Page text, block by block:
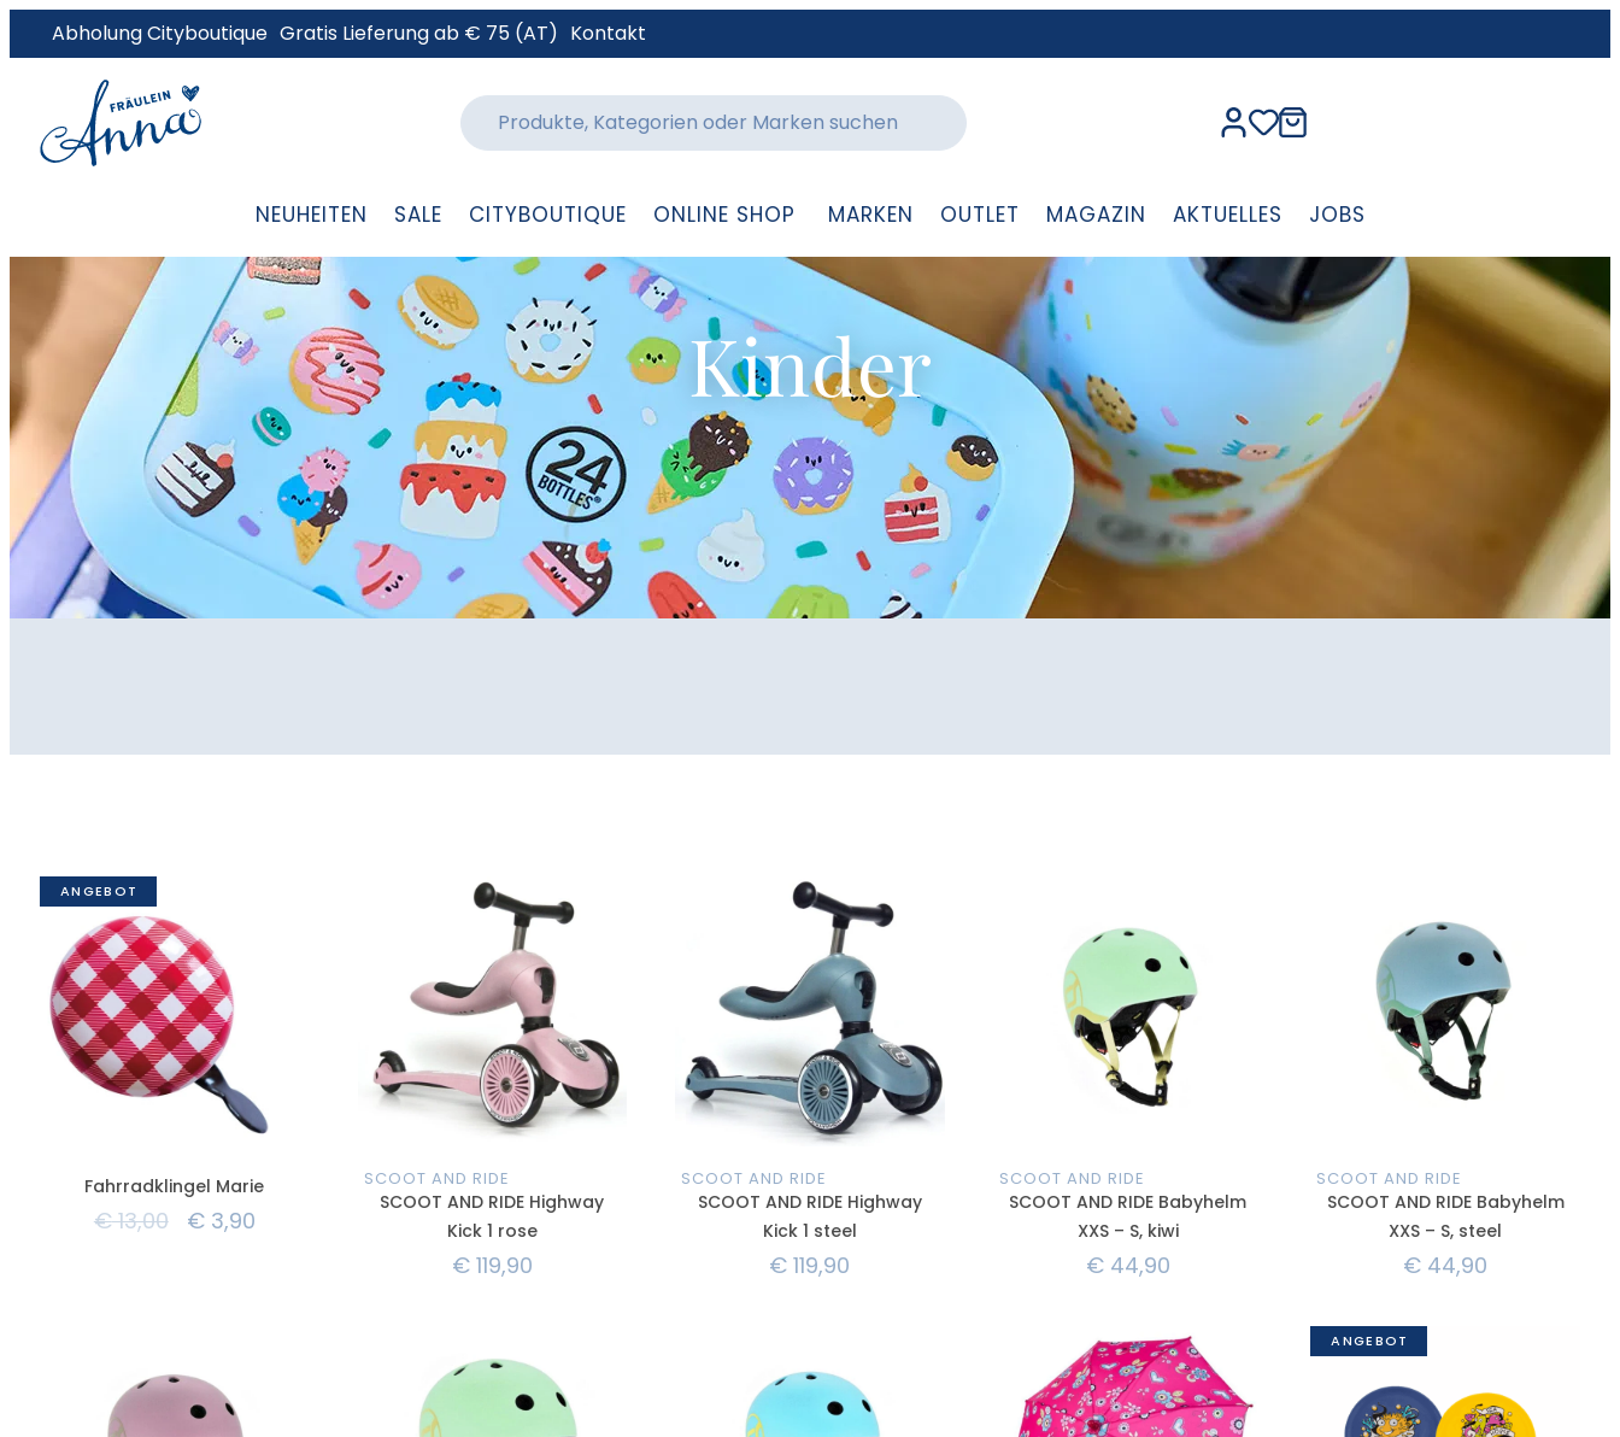
Abholung Cityboutique Gratis Lieferung ab € 75 (AT) Kontakt
NEUHEITEN SALE CITYBOUTIQUE ONLINE SHOP MARKEN OUTLET MAGAZIN AKTUELLES JOBS
Kinder
ANGEBOT
Fahrradklingel Marie
€13,00 €3,90
SCOOT AND RIDE
SCOOT AND RIDE Highway
Kick 1 rose
€119,90
SCOOT AND RIDE
SCOOT AND RIDE Highway
Kick 1 steel
€ 119,90
SCOOT AND RIDE
SCOOT AND RIDE Babyhelm
XXS – S, kiwi
€44,90
SCOOT AND RIDE
SCOOT AND RIDE Babyhelm
XXS – S, steel
€ 44,90
ANGEBOT